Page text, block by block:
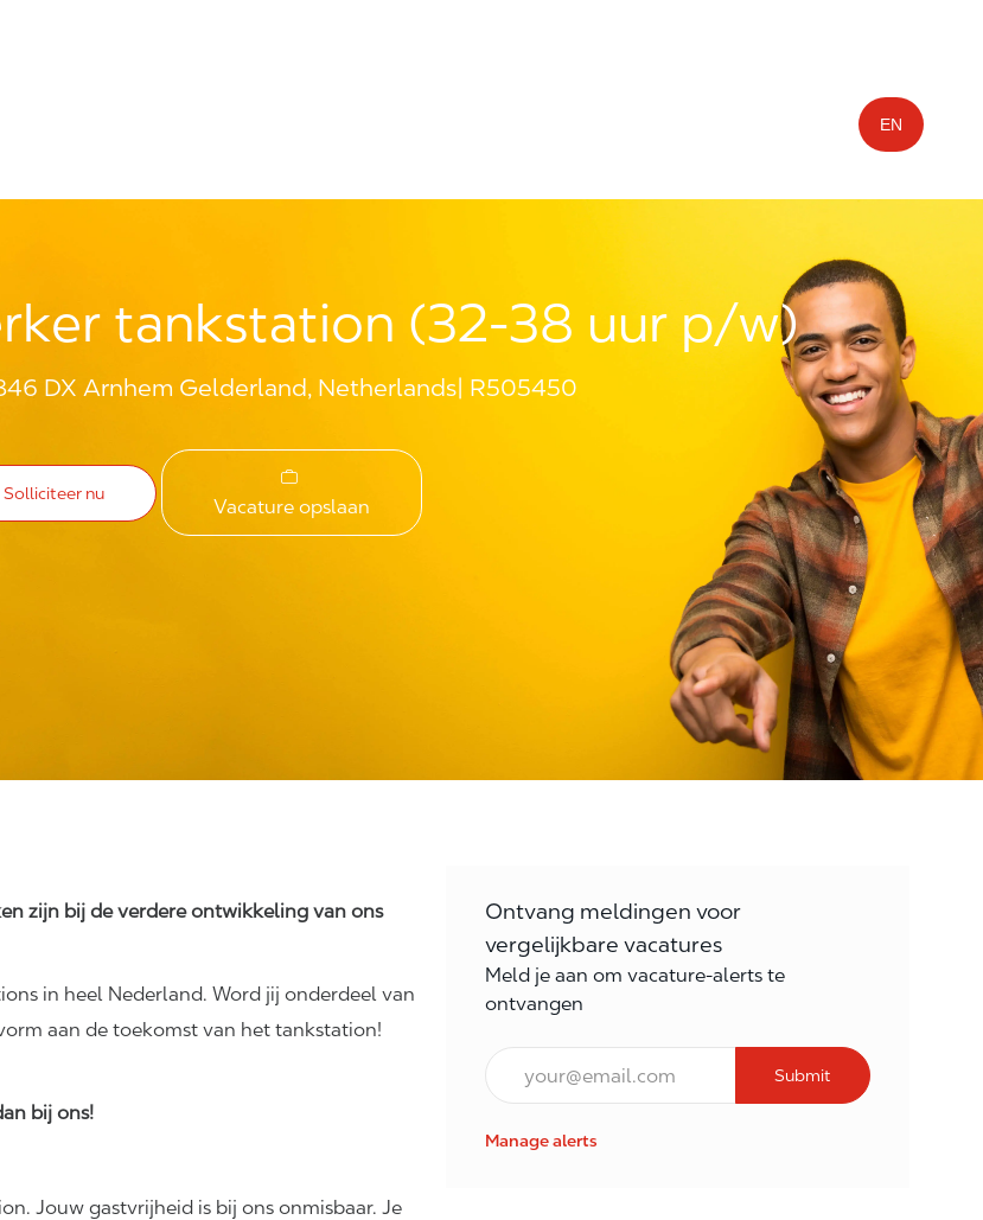
EN
tankstation (32-38 uur p/w)
DX Arnhem Gelderland, Netherlands R505450
Solliciteer nu
Vacature opslaan
zijn bij de verdere ontwikkeling van ons
in heel Nederland. Word jij onderdeel van
aan de toekomst van het tankstation!
bij ons!
Jouw gastvrijheid is bij ons onmisbaar. Je
Ontvang meldingen voor
vergelijkbare vacatures
Meld je aan om vacature-alerts te
ontvangen
E-mail Frequentie
Submit
Manage alerts